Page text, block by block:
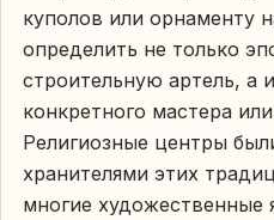
куполов или орнаменту
определить не только
строительную артель, а
конкретного мастера
Религиозные центры
хранителями этих
многие художественные